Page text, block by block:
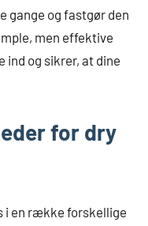
gange og fastgør den
men effektive
og sikrer, at dine
for dry
i en række forskellige